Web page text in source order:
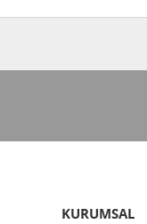
KURUMSAL